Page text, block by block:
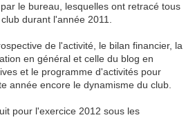
le bureau, lesquelles ont retracé tous
durant l'année 2011.
de l'activité, le bilan financier, la
en général et celle du blog en
et le programme d'activités pour
année encore le dynamisme du club.
pour l'exercice 2012 sous les